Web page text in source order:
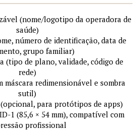
(nome/logotipo da operadora de
saúde)
número de identificação, data de
grupo familiar)
(tipo de plano, validade, código de
rede)
máscara redimensionável e sombra
sutil)
(opcional, para protótipos de apps)
1 (85,6 × 54 mm), compatível com
profissional